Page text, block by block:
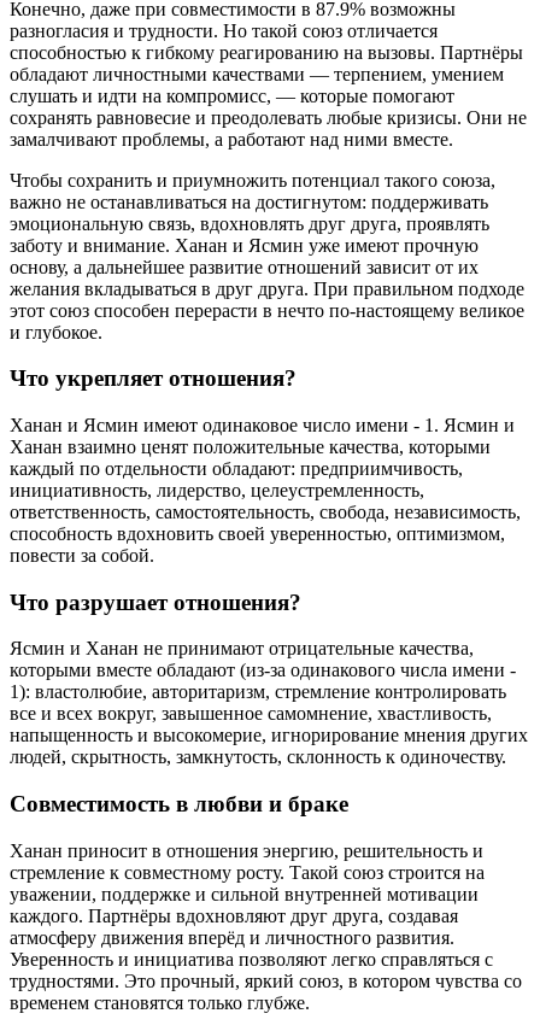
Конечно, даже при совместимости в 87.9% возможны
разногласия и трудности. Но такой союз отличается
способностью к гибкому реагированию на вызовы. Партнёры
обладают личностными качествами — терпением, умением
слушать и идти на компромисс, — которые помогают
сохранять равновесие и преодолевать любые кризисы. Они не
замалчивают проблемы, а работают над ними вместе.
Чтобы сохранить и приумножить потенциал такого союза,
важно не останавливаться на достигнутом: поддерживать
эмоциональную связь, вдохновлять друг друга, проявлять
заботу и внимание. Ханан и Ясмин уже имеют прочную
основу, а дальнейшее развитие отношений зависит от их
желания вкладываться в друг друга. При правильном подходе
этот союз способен перерасти в нечто по-настоящему великое
и глубокое.
Что укрепляет отношения?
Ханан и Ясмин имеют одинаковое число имени - 1. Ясмин и
Ханан взаимно ценят положительные качества, которыми
каждый по отдельности обладают: предприимчивость,
инициативность, лидерство, целеустремленность,
ответственность, самостоятельность, свобода, независимость,
способность вдохновить своей уверенностью, оптимизмом,
повести за собой.
Что разрушает отношения?
Ясмин и Ханан не принимают отрицательные качества,
которыми вместе обладают (из-за одинакового числа имени -
1): властолюбие, авторитаризм, стремление контролировать
все и всех вокруг, завышенное самомнение, хвастливость,
напыщенность и высокомерие, игнорирование мнения других
людей, скрытность, замкнутость, склонность к одиночеству.
Совместимость в любви и браке
Ханан приносит в отношения энергию, решительность и
стремление к совместному росту. Такой союз строится на
уважении, поддержке и сильной внутренней мотивации
каждого. Партнёры вдохновляют друг друга, создавая
атмосферу движения вперёд и личностного развития.
Уверенность и инициатива позволяют легко справляться с
трудностями. Это прочный, яркий союз, в котором чувства со
временем становятся только глубже.